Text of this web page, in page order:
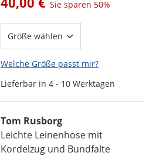
Sie sparen 50%
Welche Größe passt mir?
Lieferbar in 4 - 10 Werktagen
Tom Rusborg
Leichte Leinenhose mit
Kordelzug und Bundfalte